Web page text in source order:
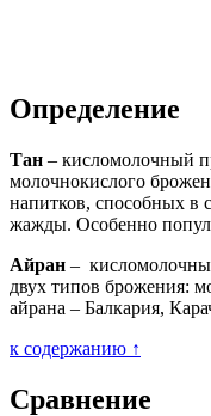
Определение
Тан – кисломолочный
молочнокислого
напитков, способных в
жажды. Особенно
Айран –
двух типов брожения:
айрана – Балкария,
к содержанию ↑
Сравнение